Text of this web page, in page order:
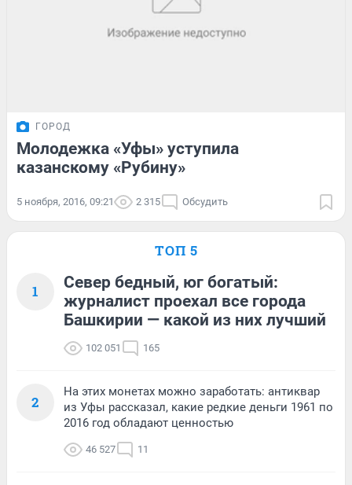
ГОРОД
Молодежка «Уфы» уступила
казанскому «Рубину»
5 ноября, 2016, 09:21 2 315 Обсудить
ТОП 5
1
Север бедный, юг богатый:
журналист проехал все города
Башкирии — какой из них лучший
102 051 165
2
На этих монетах можно заработать: антиквар
из Уфы рассказал, какие редкие деньги 1961 по
2016 год обладают ценностью
46 527 11